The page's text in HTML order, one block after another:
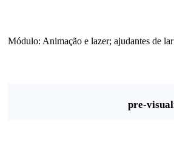
Módulo: Animação e lazer; ajudantes de
pre-